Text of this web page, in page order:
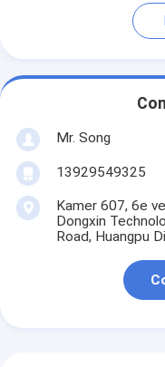
Mr. Song
13929549325
Kamer 607, 6e
Dongxin
Road, Huangpu